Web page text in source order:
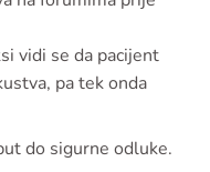
vidi se da pacijent
pa tek onda
do sigurne odluke.